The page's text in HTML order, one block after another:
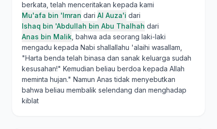
berkata, telah menceritakan kepada kami
Mu'afa bin 'Imran dari Al Auza'i dari
Ishaq bin 'Abdullah bin Abu Thalhah dari
Anas bin Malik , bahwa ada seorang laki-laki
mengadu kepada Nabi shallallahu 'alaihi wasallam,
"Harta benda telah binasa dan sanak keluarga sudah
kesusahan!" Kemudian beliau berdoa kepada Allah
meminta hujan." Namun Anas tidak menyebutkan
bahwa beliau membalik selendang dan menghadap
kiblat